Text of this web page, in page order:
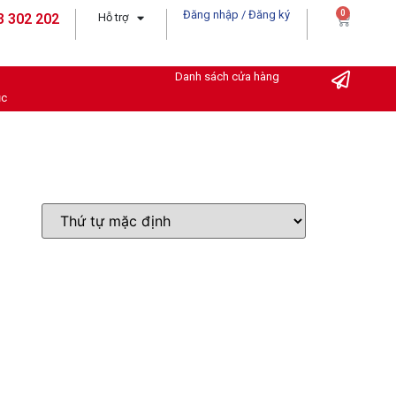
302 202 Hỗ trợ Đăng nhập / Đăng ký 0
Danh sách cửa hàng